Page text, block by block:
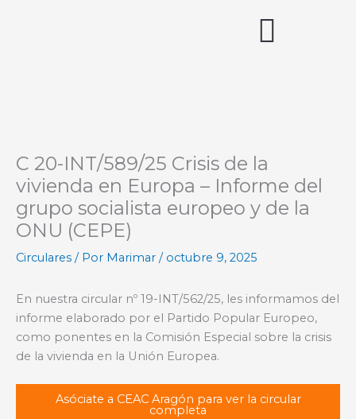
C 20-INT/589/25 Crisis de la
vivienda en Europa – Informe del
grupo socialista europeo y de la
ONU (CEPE)
Circulares / Por Marimar / octubre 9, 2025
En nuestra circular nº 19-INT/562/25, les informamos del
informe elaborado por el Partido Popular Europeo,
como ponentes en la Comisión Especial sobre la crisis
de la vivienda en la Unión Europea.
Asóciate a CEAC Aragón para ver la circular
completa